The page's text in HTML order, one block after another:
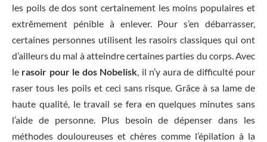
les poils de dos sont certainement les moins populaires et
extrêmement pénible à enlever. Pour s’en débarrasser,
certaines personnes utilisent les rasoirs classiques qui ont
d’ailleurs du mal à atteindre certaines parties du corps. Avec
le rasoir pour le dos Nobelisk , il n’y aura de difficulté pour
raser tous les poils et ceci sans risque. Grâce à sa lame de
haute qualité, le travail se fera en quelques minutes sans
l’aide de personne. Plus besoin de dépenser dans les
méthodes douloureuses et chères comme l’épilation à la